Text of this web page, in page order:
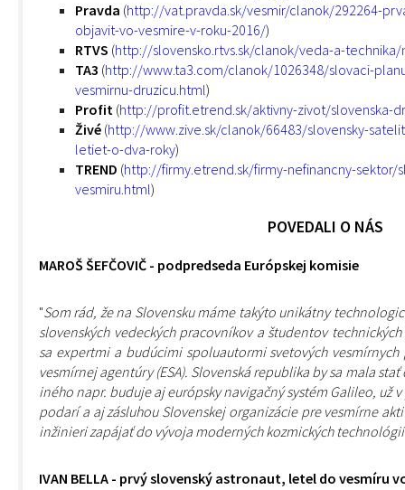
Pravda (http://vat.pravda.sk/vesmir/clanok/292264-
objavit-vo-vesmire-v-roku-2016/)
RTVS (http://slovensko.rtvs.sk/clanok/veda-a-
TA3 (http://www.ta3.com/clanok/1026348/slovaci-
vesmirnu-druzicu.html)
Profit (http://profit.etrend.sk/aktivny-zivot/slovenska-
Živé (http://www.zive.sk/clanok/66483/slovensky-
letiet-o-dva-roky)
TREND (http://firmy.etrend.sk/firmy-nefinancny-
vesmiru.html)
POVEDALI O NÁS
MAROŠ ŠEFČOVIČ - podpredseda Európskej komisie
"Som rád, že na Slovensku máme takýto unikátny
slovenských vedeckých pracovníkov a študentov
sa expertmi a budúcimi spoluautormi svetových
vesmírnej agentúry (ESA). Slovenská republika by sa mala
iného napr. buduje aj európsky navigačný systém Galileo, už
podarí a aj zásluhou Slovenskej organizácie pre vesmírne
inžinieri zapájať do vývoja moderných kozmických
IVAN BELLA - prvý slovenský astronaut, letel do vesmíru